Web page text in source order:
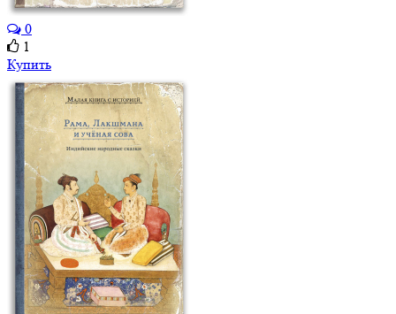
0
1
Купить